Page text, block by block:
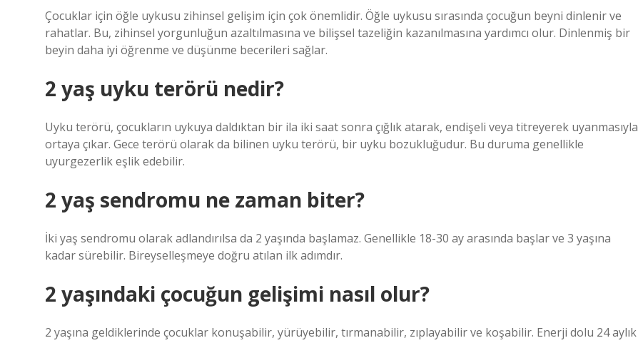
Çocuklar için öğle uykusu zihinsel gelişim için çok önemlidir. Öğle uykusu sırasında çocuğun beyni dinlenir ve
rahatlar. Bu, zihinsel yorgunluğun azaltılmasına ve bilişsel tazeliğin kazanılmasına yardımcı olur. Dinlenmiş bir
beyin daha iyi öğrenme ve düşünme becerileri sağlar.
2 yaş uyku terörü nedir?
Uyku terörü, çocukların uykuya daldıktan bir ila iki saat sonra çığlık atarak, endişeli veya titreyerek uyanmasıyla
ortaya çıkar. Gece terörü olarak da bilinen uyku terörü, bir uyku bozukluğudur. Bu duruma genellikle
uyurgezerlik eşlik edebilir.
2 yaş sendromu ne zaman biter?
İki yaş sendromu olarak adlandırılsa da 2 yaşında başlamaz. Genellikle 18-30 ay arasında başlar ve 3 yaşına
kadar sürebilir. Bireyselleşmeye doğru atılan ilk adımdır.
2 yaşındaki çocuğun gelişimi nasıl olur?
2 yaşına geldiklerinde çocuklar konuşabilir, yürüyebilir, tırmanabilir, zıplayabilir ve koşabilir. Enerji dolu 24 aylık